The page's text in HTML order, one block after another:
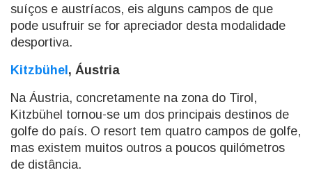
suíços e austríacos, eis alguns campos de que
pode usufruir se for apreciador desta modalidade
desportiva.
Kitzbühel , Áustria
Na Áustria, concretamente na zona do Tirol,
Kitzbühel tornou-se um dos principais destinos de
golfe do país. O resort tem quatro campos de golfe,
mas existem muitos outros a poucos quilómetros
de distância.